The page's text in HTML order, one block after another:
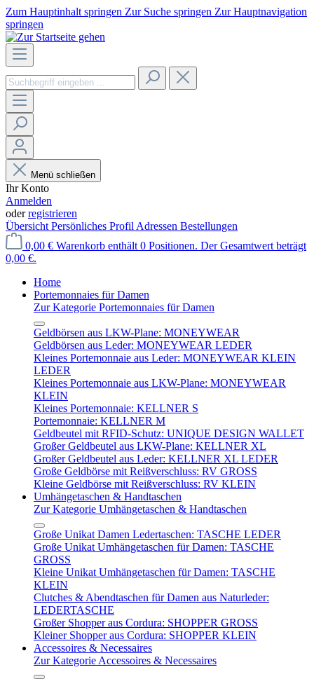
Zum Hauptinhalt springen Zur Suche springen Zur Hauptnavigation
springen
Menü schließen
Ihr Konto
Anmelden
oderregistrieren
Übersicht Persönliches Profil Adressen Bestellungen
0,00 € Warenkorb enthält 0 Positionen. Der Gesamtwert beträgt
0,00 €.
Home
Portemonnaies für Damen
Zur Kategorie Portemonnaies für Damen
Geldbörsen aus LKW-Plane: MONEYWEAR
Geldbörsen aus Leder: MONEYWEAR LEDER
Kleines Portemonnaie aus Leder: MONEYWEAR KLEIN
LEDER
Kleines Portemonnaie aus LKW-Plane: MONEYWEAR
KLEIN
Kleines Portemonnaie: KELLNER S
Portemonnaie: KELLNER M
Geldbeutel mit RFID-Schutz: UNIQUE DESIGN WALLET
Großer Geldbeutel aus LKW-Plane: KELLNER XL
Großer Geldbeutel aus Leder: KELLNER XL LEDER
Große Geldbörse mit Reißverschluss: RV GROSS
Kleine Geldbörse mit Reißverschluss: RV KLEIN
Umhängetaschen & Handtaschen
Zur Kategorie Umhängetaschen & Handtaschen
Große Unikat Damen Ledertaschen: TASCHE LEDER
Große Unikat Umhängetaschen für Damen: TASCHE
GROSS
Kleine Unikat Umhängetaschen für Damen: TASCHE
KLEIN
Clutches & Abendtaschen für Damen aus Naturleder:
LEDERTASCHE
Großer Shopper aus Cordura: SHOPPER GROSS
Kleiner Shopper aus Cordura: SHOPPER KLEIN
Accessoires & Necessaires
Zur Kategorie Accessoires & Necessaires